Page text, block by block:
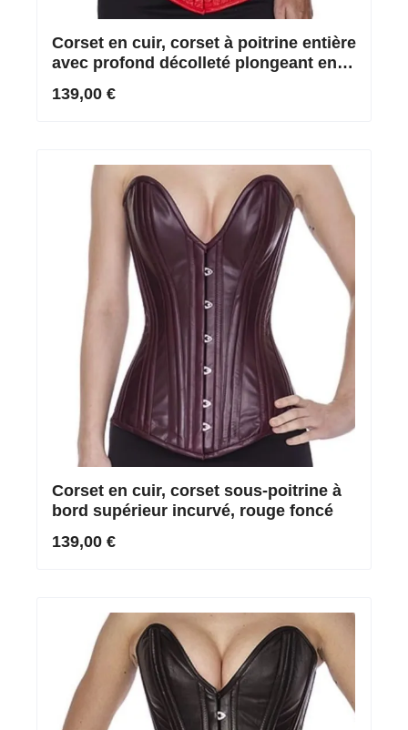
Corset en cuir, corset à poitrine entière
avec profond décolleté plongeant en
139,00 €
Corset en cuir, corset sous-poitrine à
bord supérieur incurvé, rouge foncé
139,00 €